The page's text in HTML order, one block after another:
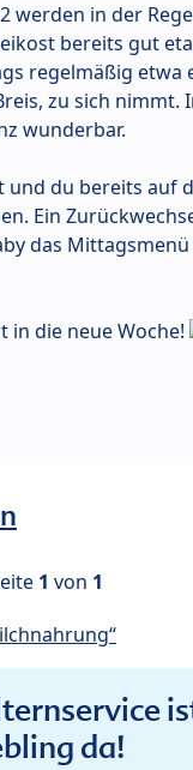
werden in der
bereits gut
regelmäßig etwa
zu sich nimmt.
wunderbar.
und du bereits auf
Ein
das
in die neue Woche!
1 von 1
da!